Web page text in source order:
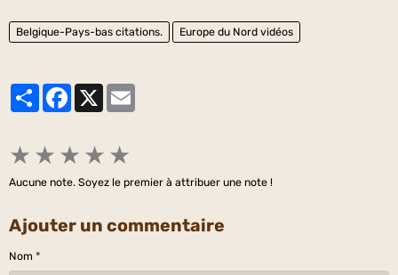
Belgique-Pays-bas citations. Europe du Nord vidéos
PartagerFacebook
★ ★ ★ ★ ★
Aucune note. Soyez le premier à attribuer une note !
Ajouter un commentaire
Nom